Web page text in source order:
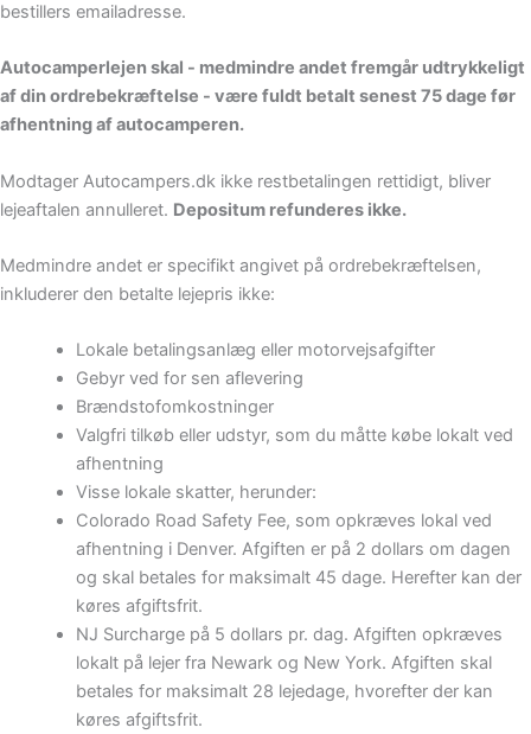
bestillers emailadresse.
Autocamperlejen skal - medmindre andet fremgår udtrykkeligt
af din ordrebekræftelse - være fuldt betalt senest 75 dage før
afhentning af autocamperen.
Modtager Autocampers.dk ikke restbetalingen rettidigt, bliver
lejeaftalen annulleret. Depositum refunderes ikke.
Medmindre andet er specifikt angivet på ordrebekræftelsen,
inkluderer den betalte lejepris ikke:
Lokale betalingsanlæg eller motorvejsafgifter
Gebyr ved for sen aflevering
Brændstofomkostninger
Valgfri tilkøb eller udstyr, som du måtte købe lokalt ved
afhentning
Visse lokale skatter, herunder:
Colorado Road Safety Fee, som opkræves lokal ved
afhentning i Denver. Afgiften er på 2 dollars om dagen
og skal betales for maksimalt 45 dage. Herefter kan der
køres afgiftsfrit.
NJ Surcharge på 5 dollars pr. dag. Afgiften opkræves
lokalt på lejer fra Newark og New York. Afgiften skal
betales for maksimalt 28 lejedage, hvorefter der kan
køres afgiftsfrit.